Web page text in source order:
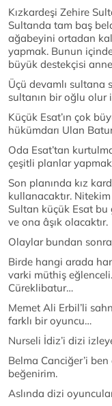
Kızkardeşi Zehire
Sultanda tam baş
ağabeyini ortadan
yapmak. Bunun
büyük destekçisi
Üçü devamlı sultana
sultanın bir oğlu olur
Küçük Esat’ın çok
hükümdarı Ulan
Oda Esat’tan
çeşitli planlar
Son planında kız
kullanacaktır.
Sultan küçük Esat bu
ve ona âşık olacaktır.
Olaylar bundan
Birde hangi arada
varki müthiş
Cüreklibatur…
Memet Ali Erbil’li
farklı bir oyuncu…
Nurseli İdiz’i dizi
Belma Canciğer’i
beğenirim.
Aslında dizi